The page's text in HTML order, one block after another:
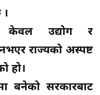
केवल उद्योग र
राज्यको अस्पष्ट
हो।
बनेको सरकारबाट